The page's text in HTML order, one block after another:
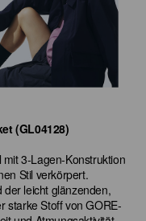
(GL04128)
3-Lagen-Konstruktion
Stil verkörpert.
der leicht glänzenden,
starke Stoff von GORE-